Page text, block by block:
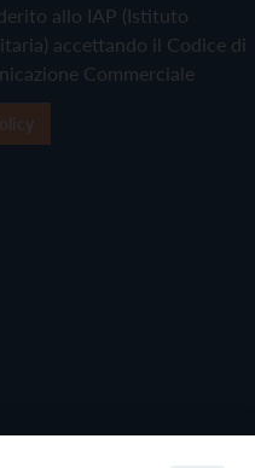
allo IAP (Istituto
accettando il Codice di
Commerciale